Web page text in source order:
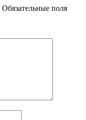
Обязательные поля